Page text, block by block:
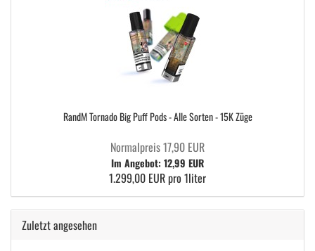
RandM Tornado Big Puff Pods - Alle Sorten - 15K Züge
Normalpreis 17,90 EUR
Im Angebot: 12,99 EUR
1.299,00 EUR pro 1liter
Zuletzt angesehen